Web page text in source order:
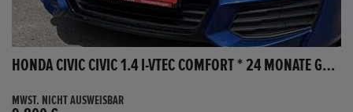
HONDA CIVIC CIVIC 1.4 I-VTEC COMFORT * 24 MONATE GARANTIE *
MWST. NICHT AUSWEISBAR